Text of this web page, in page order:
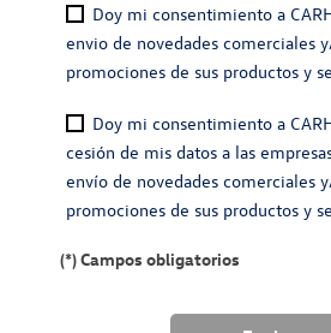
Doy mi consentimiento a
envio de novedades comerciales
promociones de sus productos y
Doy mi consentimiento a
cesión de mis datos a las
envío de novedades comerciales
promociones de sus productos y
(*) Campos obligatorios